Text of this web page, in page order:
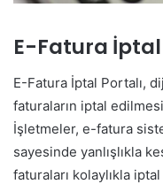
E-Fatura İptal
E-Fatura İptal Portalı,
faturaların iptal
İşletmeler, e-fatura
sayesinde yanlışlıkla
faturaları kolaylıkla